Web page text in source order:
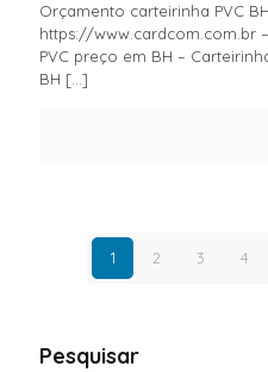
Orçamento carteirinha PVC
https://www.cardcom.com.br
PVC preço em BH –
BH […]
1 2 3 4
Pesquisar